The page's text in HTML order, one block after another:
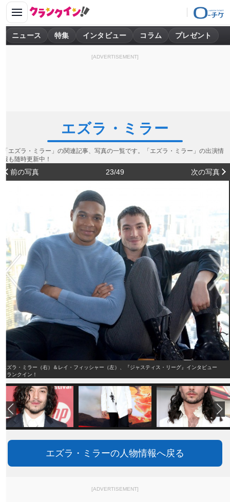
ニュース 特集 インタビュー コラム プレゼント
[ADVERTISEMENT]
エズラ・ミラー
「エズラ・ミラー」の関連記事、写真の一覧です。「エズラ・ミラー」の出演情
報も随時更新中！
前の写真 23/49 次の写真
エズラ・ミラー（右）＆レイ・フィッシャー（左）、『ジャスティス・リーグ』インタビュー
クランクイン！
エズラ・ミラーの人物情報へ戻る
[ADVERTISEMENT]